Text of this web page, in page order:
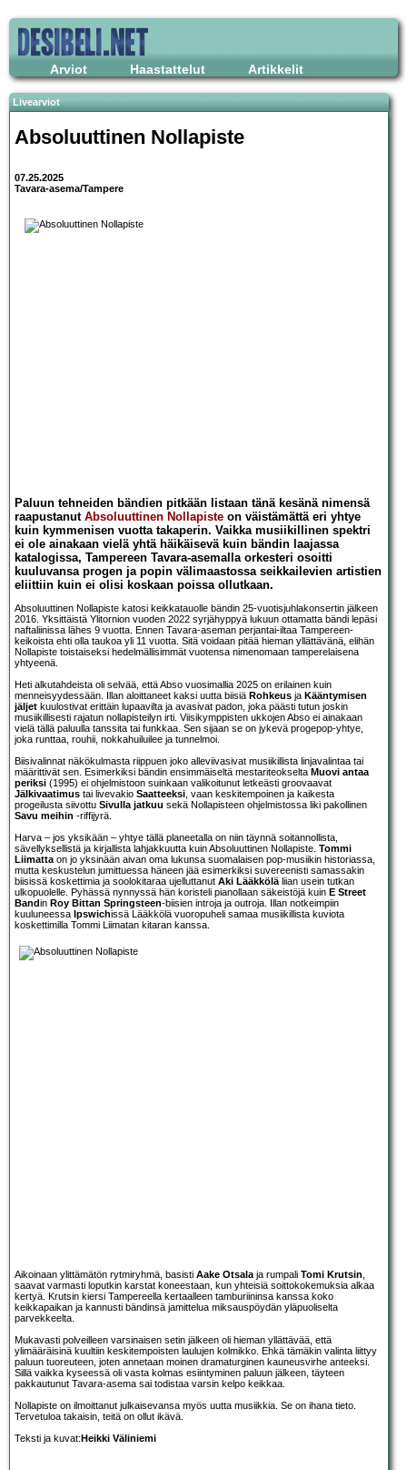
Arviot Haastattelut Artikkelit
Livearviot
Absoluuttinen Nollapiste
07.25.2025
Tavara-asema/Tampere
Paluun tehneiden bändien pitkään listaan tänä kesänä nimensä
raapustanut Absoluuttinen Nollapiste on väistämättä eri yhtye
kuin kymmenisen vuotta takaperin. Vaikka musiikillinen spektri
ei ole ainakaan vielä yhtä häikäisevä kuin bändin laajassa
katalogissa, Tampereen Tavara-asemalla orkesteri osoitti
kuuluvansa progen ja popin välimaastossa seikkailevien artistien
eliittiin kuin ei olisi koskaan poissa ollutkaan.
Absoluuttinen Nollapiste katosi keikkatauolle bändin 25-vuotisjuhlakonsertin jälkeen
2016. Yksittäistä Ylitornion vuoden 2022 syrjähyppyä lukuun ottamatta bändi lepäsi
naftaliinissa lähes 9 vuotta. Ennen Tavara-aseman perjantai-iltaa Tampereen-
keikoista ehti olla taukoa yli 11 vuotta. Sitä voidaan pitää hieman yllättävänä, elihän
Nollapiste toistaiseksi hedelmällisimmät vuotensa nimenomaan tamperelaisena
yhtyeenä.
Heti alkutahdeista oli selvää, että Abso vuosimallia 2025 on erilainen kuin
menneisyydessään. Illan aloittaneet kaksi uutta biisiä Rohkeus ja Kääntymisen
jäljet kuulostivat erittäin lupaavilta ja avasivat padon, joka päästi tutun joskin
musiikillisesti rajatun nollapisteilyn irti. Viisikymppisten ukkojen Abso ei ainakaan
vielä tällä paluulla tanssita tai funkkaa. Sen sijaan se on jykevä progepop-yhtye,
joka runttaa, rouhii, nokkahuiluilee ja tunnelmoi.
Biisivalinnat näkökulmasta riippuen joko alleviivasivat musiikillista linjavalintaa tai
määrittivät sen. Esimerkiksi bändin ensimmäiseltä mestariteokselta Muovi antaa
periksi (1995) ei ohjelmistoon suinkaan valikoitunut letkeästi groovaavat
Jälkivaatimus tai livevakio Saatteeksi, vaan keskitempoinen ja kaikesta
progeilusta siivottu Sivulla jatkuu sekä Nollapisteen ohjelmistossa liki pakollinen
Savu meihin -riffijyrä.
Harva – jos yksikään – yhtye tällä planeetalla on niin täynnä soitannollista,
sävellyksellistä ja kirjallista lahjakkuutta kuin Absoluuttinen Nollapiste. Tommi
Liimattaon jo yksinään aivan oma lukunsa suomalaisen pop-musiikin historiassa,
mutta keskustelun jumittuessa häneen jää esimerkiksi suvereenisti samassakin
biisissä koskettimia ja soolokitaraa ujelluttanut Aki Lääkköläliian usein tutkan
ulkopuolelle. Pyhässä nynnyssä hän koristeli pianollaan säkeistöjä kuin E Street
Bandin Roy Bittan Springsteen-biisien introja ja outroja. Illan notkeimpiin
kuuluneessa Ipswichissä Lääkkölä vuoropuheli samaa musiikillista kuviota
koskettimilla Tommi Liimatan kitaran kanssa.
Aikoinaan ylittämätön rytmiryhmä, basisti Aake Otsalaja rumpali Tomi Krutsin,
saavat varmasti loputkin karstat koneestaan, kun yhteisiä soittokokemuksia alkaa
kertyä. Krutsin kiersi Tampereella kertaalleen tamburiininsa kanssa koko
keikkapaikan ja kannusti bändinsä jamittelua miksauspöydän yläpuoliselta
parvekkeelta.
Mukavasti polveilleen varsinaisen setin jälkeen oli hieman yllättävää, että
ylimääräisinä kuultiin keskitempoisten laulujen kolmikko. Ehkä tämäkin valinta liittyy
paluun tuoreuteen, joten annetaan moinen dramaturginen kauneusvirhe anteeksi.
Sillä vaikka kyseessä oli vasta kolmas esiintyminen paluun jälkeen, täyteen
pakkautunut Tavara-asema sai todistaa varsin kelpo keikkaa.
Nollapiste on ilmoittanut julkaisevansa myös uutta musiikkia. Se on ihana tieto.
Tervetuloa takaisin, teitä on ollut ikävä.
Teksti ja kuvat: Heikki Väliniemi